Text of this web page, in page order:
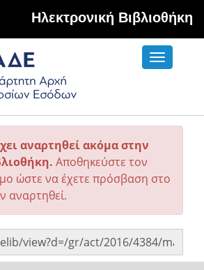
Hλεκτρονική Βιβλιοθήκη
Toggle
αναρτηθεί ακόμα στην
Αποθηκεύστε τον
ώστε να έχετε πρόσβαση στο
αναρτηθεί.